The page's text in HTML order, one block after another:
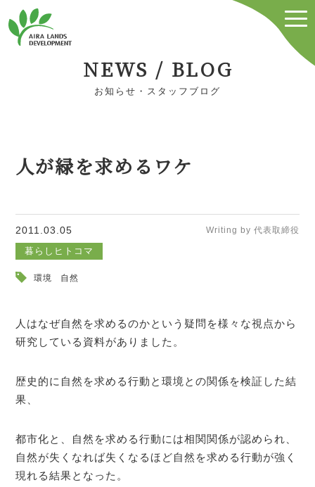
NEWS / BLOG
お知らせ・スタッフブログ
人が緑を求めるワケ
2011.03.05
暮らしヒトコマ
Writing by 代表取締役
環境 自然
人はなぜ自然を求めるのかという疑問を様々な視点から
研究している資料がありました。
歴史的に自然を求める行動と環境との関係を検証した結
果、
都市化と、自然を求める行動には相関関係が認められ、
自然が失くなれば失くなるほど自然を求める行動が強く
現れる結果となった。